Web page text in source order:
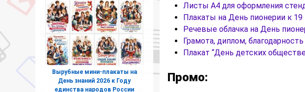
Листы А4 для оформления
Плакаты на День пионерии к 19
Речевые облачка на День
Грамота, диплом,
Плакат “День детских
Промо:
Вырубные мини-плакаты на
День знаний 2026 к Году
единства народов России